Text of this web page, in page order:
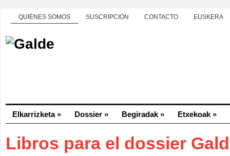
QUIÉNES SOMOS SUSCRIPCIÓN CONTACTO EUSKERA
Elkarrizketa» Dossier » Begiradak » Etxekoak »
Libros para el dossier